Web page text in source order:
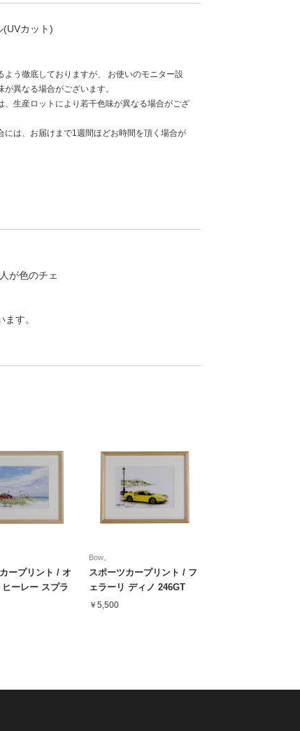
(UVカット)
う徹底しておりますが、 お使いのモニター設
異なる場合がございます。
生産ロットにより若干色味が異なる場合がござ
は、お届けまで1週間ほどお時間を頂く場合が
が色のチェ
す。
ープリント / オ
ーレー スプラ
ツダ ロードスタ
Bow。
スポーツカープリント / フ
ェラーリ ディノ 246GT
￥5,500